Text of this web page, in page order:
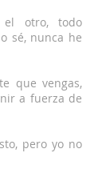
otro, todo
sé, nunca he
que vengas,
a fuerza de
pero yo no